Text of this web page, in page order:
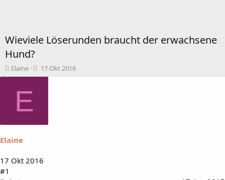
Wieviele Löserunden braucht der erwachsene
Hund?
T
h
a
t
Elaine
B
e
m
17 Okt 2016
E
Elaine
17 Okt 2016
#1